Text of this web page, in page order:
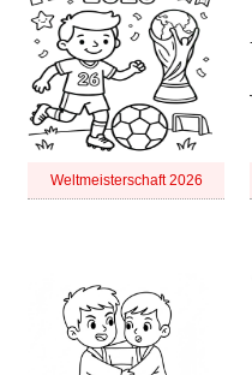
Weltmeisterschaft 2026